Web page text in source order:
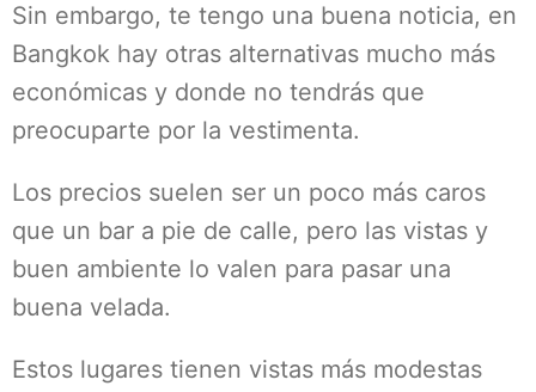
Sin embargo, te tengo una buena noticia, en
Bangkok hay otras alternativas mucho más
económicas y donde no tendrás que
preocuparte por la vestimenta.
Los precios suelen ser un poco más caros
que un bar a pie de calle, pero las vistas y
buen ambiente lo valen para pasar una
buena velada.
Estos lugares tienen vistas más modestas